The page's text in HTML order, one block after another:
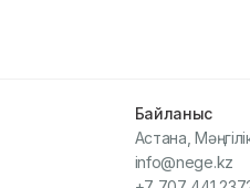
Байланыс
Астана,
info@nege.kz